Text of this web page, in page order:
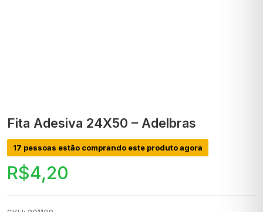
Fita Adesiva 24X50 – Adelbras
17 pessoas estão comprando este produto agora
R$4,20